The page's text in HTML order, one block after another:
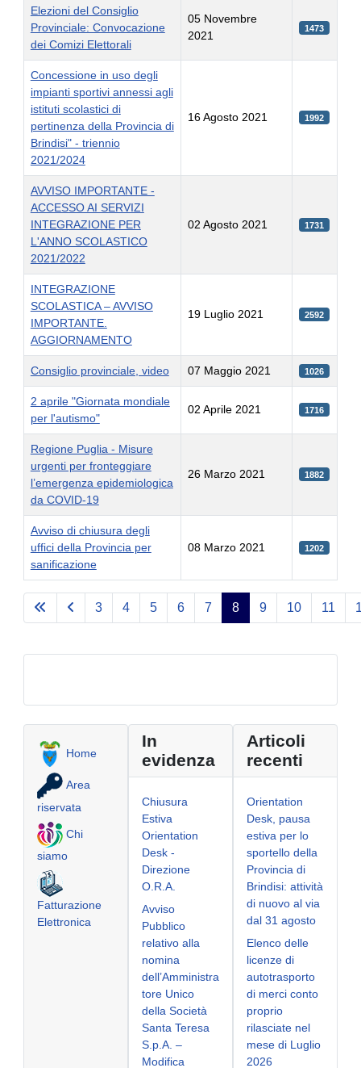
Elezioni del Consiglio
Provinciale: Convocazione
dei Comizi Elettorali
05 Novembre
2021
1473
Concessione in uso degli
impianti sportivi annessi agli
istituti scolastici di
pertinenza della Provincia di
Brindisi" - triennio
2021/2024
16 Agosto 2021 1992
AVVISO IMPORTANTE -
ACCESSO AI SERVIZI
INTEGRAZIONE PER
L'ANNO SCOLASTICO
2021/2022
02 Agosto 2021 1731
INTEGRAZIONE
SCOLASTICA – AVVISO
IMPORTANTE.
AGGIORNAMENTO
19 Luglio 2021 2592
Consiglio provinciale, video 07 Maggio 2021 1026
2 aprile "Giornata mondiale
per l'autismo"
02 Aprile 2021 1716
Regione Puglia - Misure
urgenti per fronteggiare
l’emergenza epidemiologica
da COVID-19
26 Marzo 2021 1882
Avviso di chiusura degli
uffici della Provincia per
sanificazione
08 Marzo 2021 1202
Pagina 8 di 30
3 4 5 6 7 8 9 10 11
Home
Area
riservata
Chi
siamo
Fatturazione
Elettronica
In
evidenza
Chiusura
Estiva
Orientation
Desk -
Direzione
O.R.A.
Avviso
Pubblico
relativo alla
nomina
dell’Amministra
tore Unico
della Società
Santa Teresa
S.p.A. –
Modifica
Articoli
recenti
Orientation
Desk, pausa
estiva per lo
sportello della
Provincia di
Brindisi: attività
di nuovo al via
dal 31 agosto
Elenco delle
licenze di
autotrasporto
di merci conto
proprio
rilasciate nel
mese di Luglio
2026